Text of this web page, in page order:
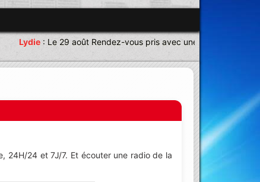
Lydie:Le 29 août Rendez-vous pris avec une équipe
24H/24 et 7J/7. Et écouter une radio de la